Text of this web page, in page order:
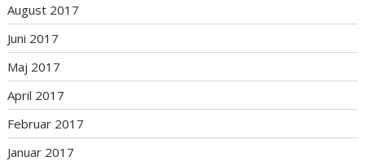
August 2017
Juni 2017
Maj 2017
April 2017
Februar 2017
Januar 2017